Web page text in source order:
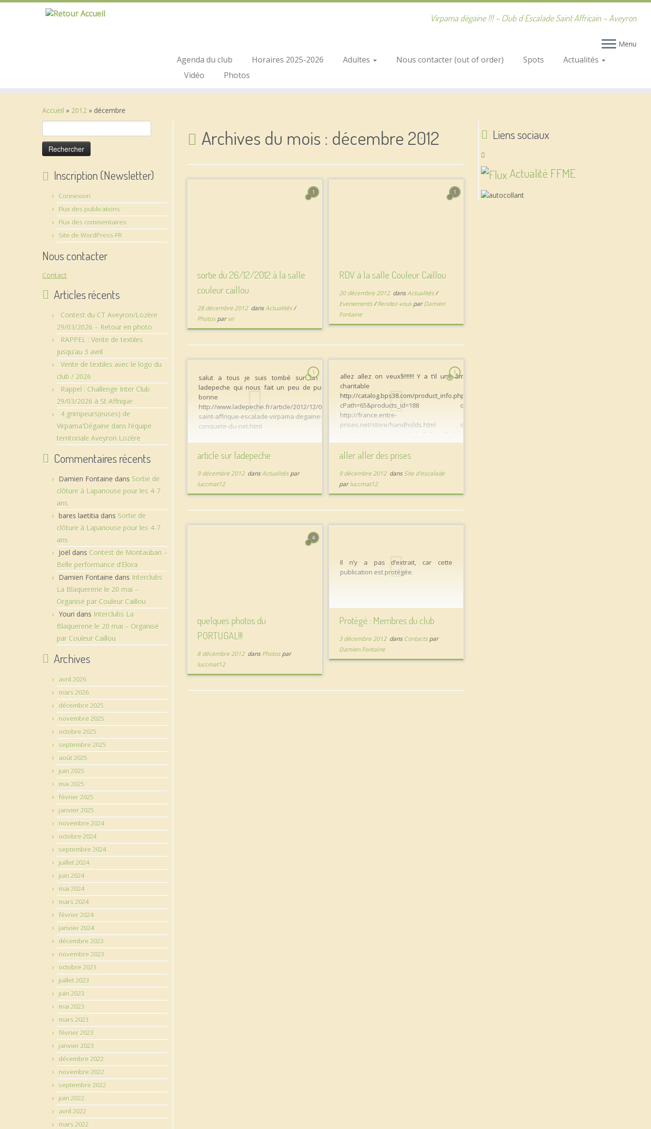
Passer
Virpama dégaine !!! – Club d Escalade Saint Affricain – Aveyron
Menu
Agenda du club Horaires 2025-2026 Adultes Nous contacter (out of order) Spots
Actualités
Vidéo
Photos
Accueil » 2012 » décembre
Rechercher :
Inscription (Newsletter)
Connexion
Flux des publications
Flux des commentaires
Site de WordPress-FR
Nous contacter
Contact
Articles récents
Contest du CT Aveyron/Lozère
29/03/2026 – Retour en photo
RAPPEL : Vente de textiles
jusqu’au 3 avril
Vente de textiles avec le logo du
club / 2026
Rappel : Challenge Inter Club
29/03/2026 à St Affrique
4 grimpeurs(euses) de
Virpama’Dégaine dans l’équipe
territoriale Aveyron Lozère
Commentaires récents
Damien Fontaine dans Sortie de
clôture à Lapanouse pour les 4-7
ans
bares laetitia dans Sortie de
clôture à Lapanouse pour les 4-7
ans
Joël dans Contest de Montauban –
Belle performance d’Elora
Damien Fontaine dans Interclubs
La Blaquererie le 20 mai –
Organisé par Couleur Caillou
Youri dans Interclubs La
Blaquererie le 20 mai – Organisé
par Couleur Caillou
Archives
avril 2026
mars 2026
décembre 2025
novembre 2025
octobre 2025
septembre 2025
août 2025
juin 2025
mai 2025
février 2025
janvier 2025
novembre 2024
octobre 2024
septembre 2024
juillet 2024
juin 2024
mai 2024
mars 2024
février 2024
janvier 2024
décembre 2023
novembre 2023
octobre 2023
juillet 2023
juin 2023
mai 2023
mars 2023
février 2023
janvier 2023
décembre 2022
novembre 2022
septembre 2022
juin 2022
avril 2022
mars 2022
Archives du mois : décembre 2012
1
sortie du 26/12/2012 à la salle
couleur caillou
28 décembre 2012dansActualités/
Photos parvir
1
RDV à la salle Couleur Caillou
20 décembre 2012dansActualités/
Evenements/Rendez-vous parDamien
Fontaine
1
salut a tous je suis tombé sur un article de
ladepeche qui nous fait un peu de pub ( c cool)
bonne lecture
http://www.ladepeche.fr/article/2012/12/07/1508340-
saint-affrique-escalade-virpama-degaine-a-la-
conquete-du-net.html
article sur ladepeche
9 décembre 2012dansActualités par
luccmat12
1
allez allez on veux§!!!!!!! Y a t’il une âme
charitable
http://catalog.bps38.com/product_info.php?
cPath=65&products_id=188 ou
http://france.entre-
prises.net/store/handholds.html ou
http://www.prises-escalade.fr/Lots-Packs-
Promotionels-c-5_18.html faites vous plaisir
LOL
aller aller des prises
9 décembre 2012dansSite d'escalade
parluccmat12
4
quelques photos du
PORTUGAL!!!
8 décembre 2012dansPhotos par
luccmat12
Il n’y a pas d’extrait, car cette
publication est protégée.
Protégé : Membres du club
3 décembre 2012dansContacts par
Damien Fontaine
Liens sociaux
Actualité FFME